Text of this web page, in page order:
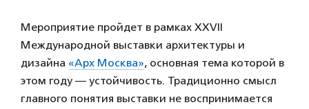
Мероприятие пройдет в рамках XXVII
Международной выставки архитектуры и
дизайна «Арх Москва», основная тема которой в
этом году — устойчивость. Традиционно смысл
главного понятия выставки не воспринимается